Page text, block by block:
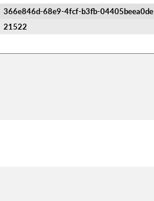
366e846d-68e9-4fcf-b3fb-04405beea0de
21522